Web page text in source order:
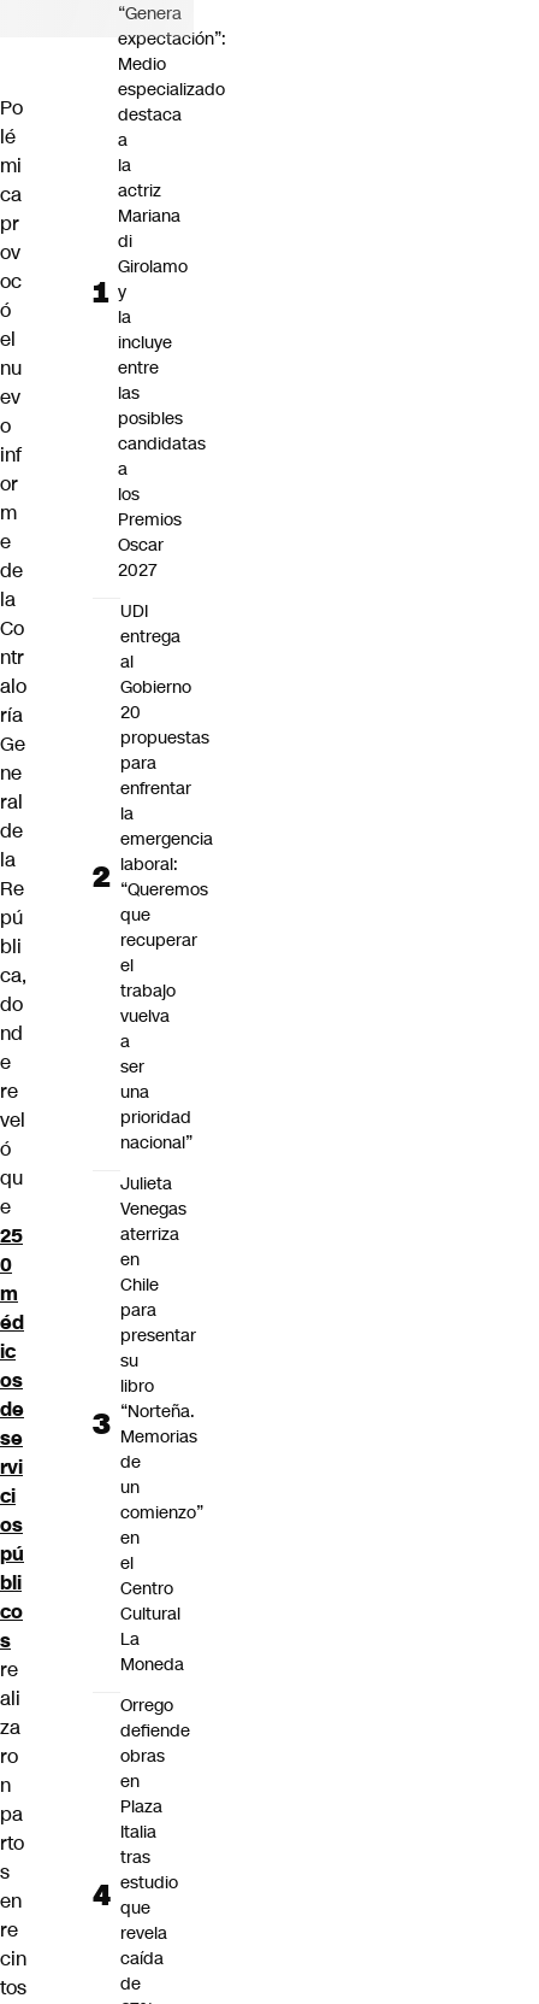
Po
lé
mi
ca
pr
ov
oc
ó
el
nu
ev
o
inf
or
m
e
de
la
Co
ntr
alo
ría
Ge
ne
ral
de
la
Re
pú
bli
ca,
do
nd
e
re
vel
ó
qu
e
25
0
m
éd
ic
os
de
se
rvi
ci
os
pú
bli
co
s
re
ali
za
ro
n
pa
rto
s
en
re
cin
tos
“Genera
expectación”:
Medio
especializado
destaca
a
la
actriz
Mariana
di
Girolamo
y
la
incluye
entre
las
posibles
candidatas
a
los
Premios
Oscar
2027
UDI
entrega
al
Gobierno
20
propuestas
para
enfrentar
la
emergencia
laboral:
“Queremos
que
recuperar
el
trabajo
vuelva
a
ser
una
prioridad
nacional”
Julieta
Venegas
aterriza
en
Chile
para
presentar
su
libro
“Norteña.
Memorias
de
un
comienzo”
en
el
Centro
Cultural
La
Moneda
Orrego
defiende
obras
en
Plaza
Italia
tras
estudio
que
revela
caída
de